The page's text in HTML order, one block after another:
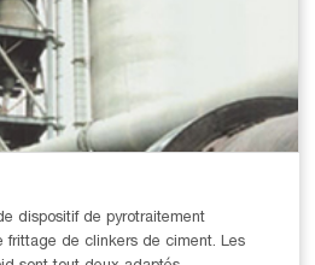
dispositif de pyrotraitement
frittage de clinkers de ciment. Les